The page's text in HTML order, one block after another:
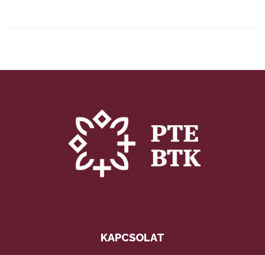
KAPCSOLAT